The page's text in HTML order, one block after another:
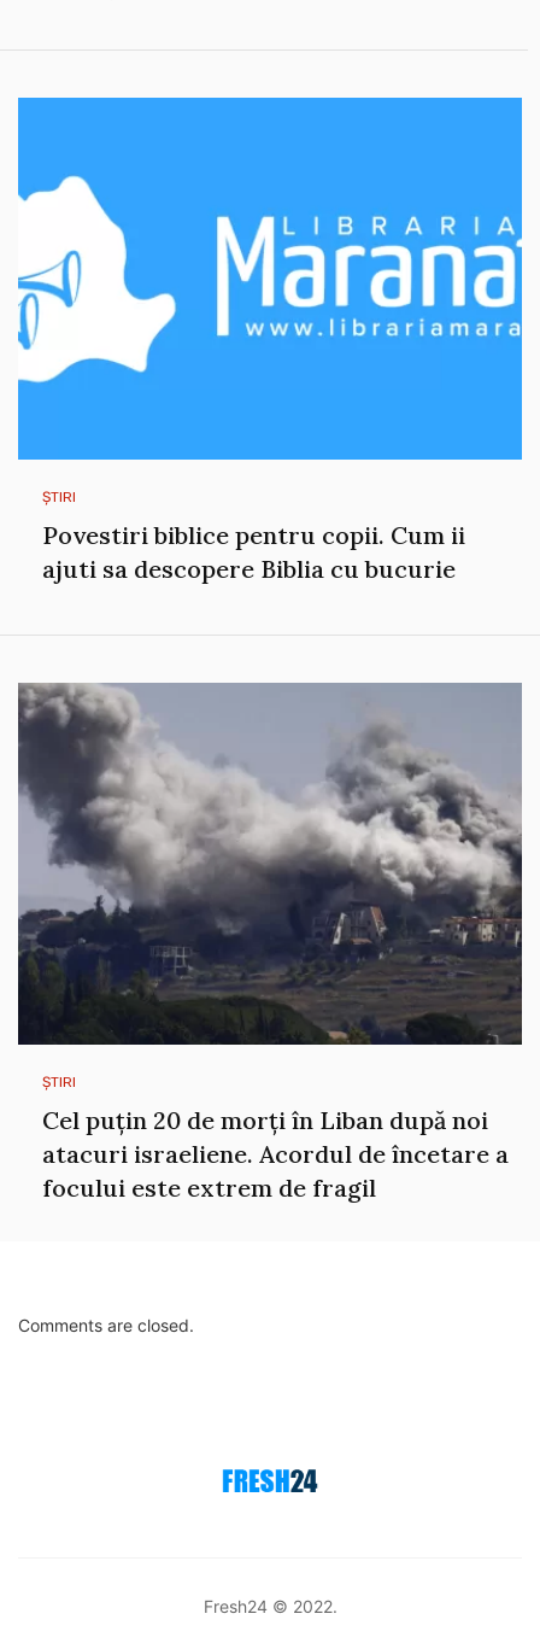
ȘTIRI
Povestiri biblice pentru copii. Cum ii
ajuti sa descopere Biblia cu bucurie
ȘTIRI
Cel puțin 20 de morți în Liban după noi
atacuri israeliene. Acordul de încetare a
focului este extrem de fragil
Comments are closed.
Fresh24 © 2022.